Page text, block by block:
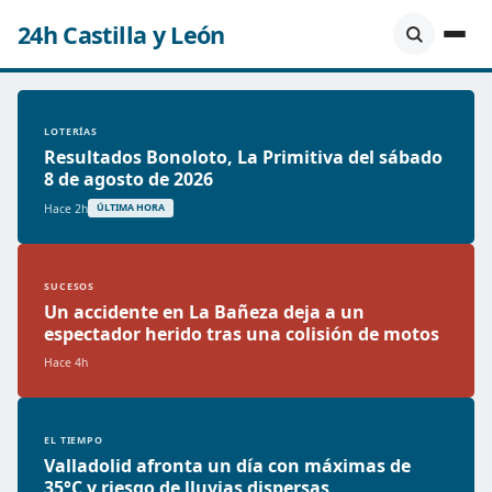
24h Castilla y León
LOTERÍAS
Resultados Bonoloto, La Primitiva del sábado
8 de agosto de 2026
Hace 2h ÚLTIMA HORA
SUCESOS
Un accidente en La Bañeza deja a un
espectador herido tras una colisión de motos
Hace 4h
EL TIEMPO
Valladolid afronta un día con máximas de